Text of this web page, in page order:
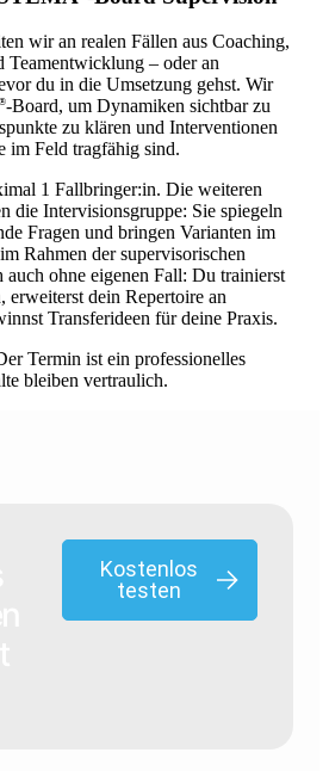
wir an realen Fällen aus Coaching,
Teamentwicklung – oder an
du in die Umsetzung gehst. Wir
®-Board, um Dynamiken sichtbar zu
zu klären und Interventionen
im Feld tragfähig sind.
1 Fallbringer:in. Die weiteren
die Intervisionsgruppe: Sie spiegeln
Fragen und bringen Varianten im
Rahmen der supervisorischen
ohne eigenen Fall: Du trainierst
erweiterst dein Repertoire an
Transferideen für deine Praxis.
Termin ist ein professionelles
bleiben vertraulich.
Kostenlos
testen